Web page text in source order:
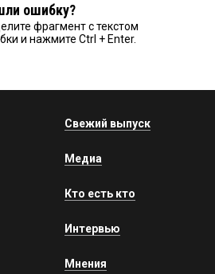
ошибку?
фрагмент с текстом
и нажмите Ctrl + Enter.
Свежий выпуск
Медиа
Кто есть кто
Интервью
Мнения